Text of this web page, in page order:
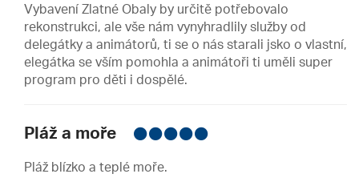
Vybavení Zlatné Obaly by určitě potřebovalo
rekonstrukci, ale vše nám vynyhradlily služby od
delegátky a animátorů, ti se o nás starali jsko o vlastní,
elegátka se vším pomohla a animátoři ti uměli super
program pro děti i dospělé.
Pláž a moře
Pláž blízko a teplé moře.